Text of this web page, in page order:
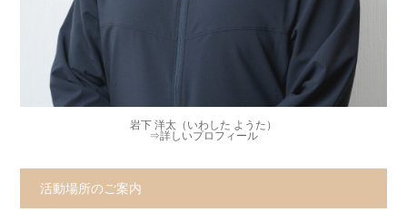
岩下 洋太（いわした ようた）
⇒詳しいプロフィール
活動場所のご案内